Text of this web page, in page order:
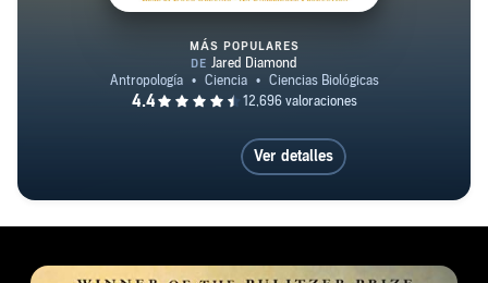
Guns, Germs and Steel
MÁS POPULARES
Ver detalles